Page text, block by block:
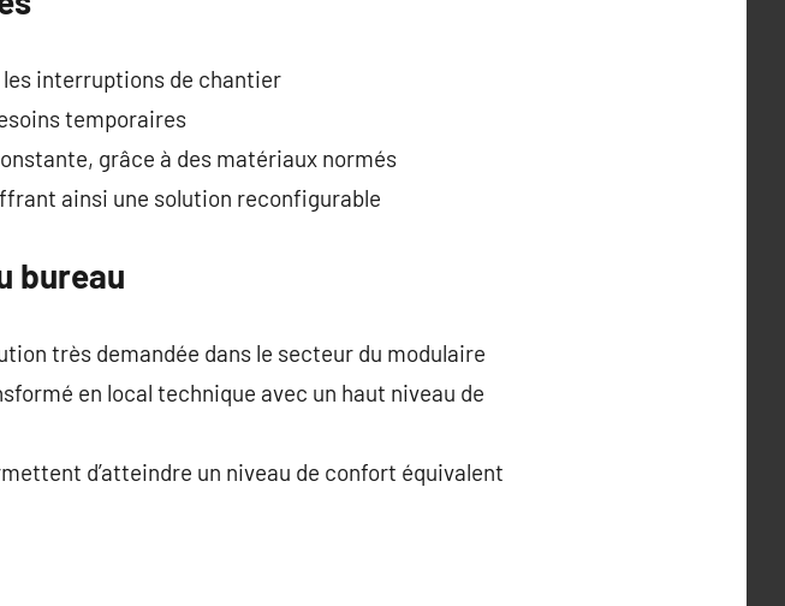
interruptions de chantier
temporaires
grâce à des matériaux normés
ainsi une solution reconfigurable
bureau
très demandée dans le secteur du modulaire
en local technique avec un haut niveau de
d’atteindre un niveau de confort équivalent